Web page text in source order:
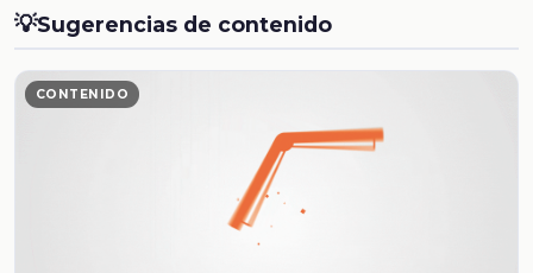
💡Sugerencias de contenido
CONTENIDO